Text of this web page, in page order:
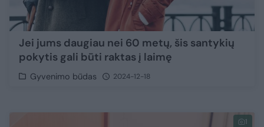
Jei jums daugiau nei 60 metų, šis santykių
pokytis gali būti raktas į laimę
Gyvenimo būdas 2024-12-18
1